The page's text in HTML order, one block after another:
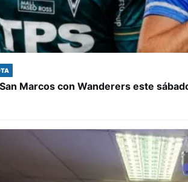
Marcos con Wanderers este